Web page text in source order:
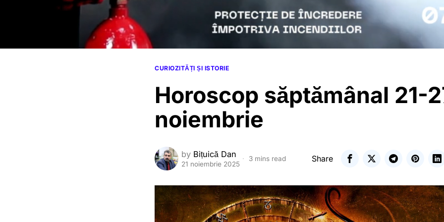
CURIOZITĂȚI ȘI ISTORIE
Horoscop săptămânal 21-
noiembrie
by Bițuică Dan
21 noiembrie 2025
3 mins read Share